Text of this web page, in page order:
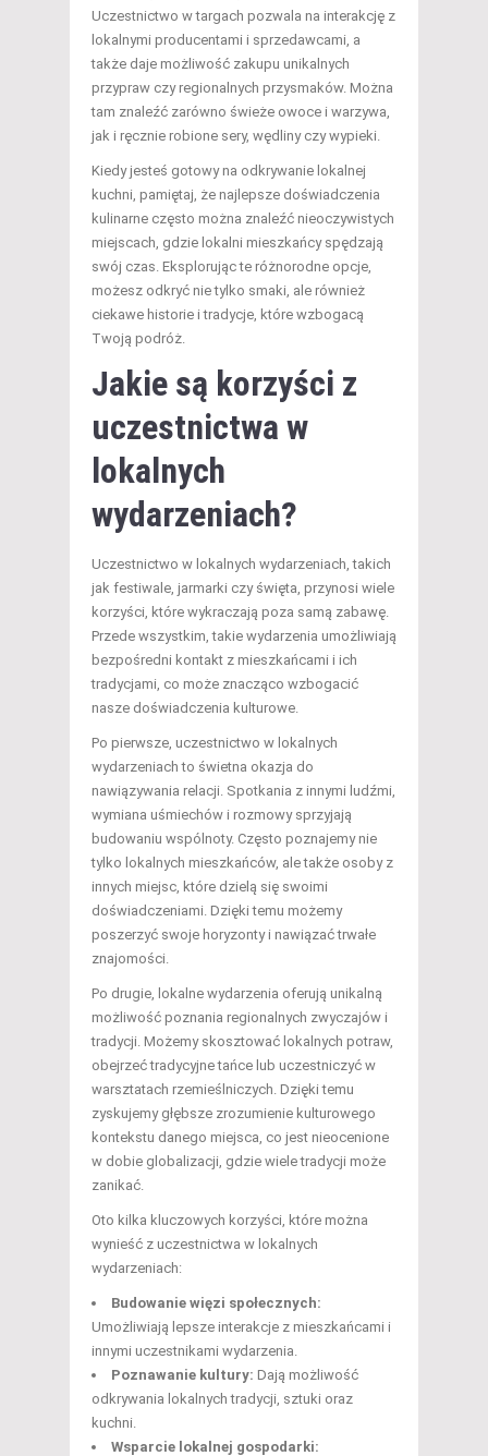
Uczestnictwo w targach pozwala na interakcję z
lokalnymi producentami i sprzedawcami, a
także daje możliwość zakupu unikalnych
przypraw czy regionalnych przysmaków. Można
tam znaleźć zarówno świeże owoce i warzywa,
jak i ręcznie robione sery, wędliny czy wypieki.
Kiedy jesteś gotowy na odkrywanie lokalnej
kuchni, pamiętaj, że najlepsze doświadczenia
kulinarne często można znaleźć nieoczywistych
miejscach, gdzie lokalni mieszkańcy spędzają
swój czas. Eksplorując te różnorodne opcje,
możesz odkryć nie tylko smaki, ale również
ciekawe historie i tradycje, które wzbogacą
Twoją podróż.
Jakie są korzyści z
uczestnictwa w
lokalnych
wydarzeniach?
Uczestnictwo w lokalnych wydarzeniach, takich
jak festiwale, jarmarki czy święta, przynosi wiele
korzyści, które wykraczają poza samą zabawę.
Przede wszystkim, takie wydarzenia umożliwiają
bezpośredni kontakt z mieszkańcami i ich
tradycjami, co może znacząco wzbogacić
nasze doświadczenia kulturowe.
Po pierwsze, uczestnictwo w lokalnych
wydarzeniach to świetna okazja do
nawiązywania relacji. Spotkania z innymi ludźmi,
wymiana uśmiechów i rozmowy sprzyjają
budowaniu wspólnoty. Często poznajemy nie
tylko lokalnych mieszkańców, ale także osoby z
innych miejsc, które dzielą się swoimi
doświadczeniami. Dzięki temu możemy
poszerzyć swoje horyzonty i nawiązać trwałe
znajomości.
Po drugie, lokalne wydarzenia oferują unikalną
możliwość poznania regionalnych zwyczajów i
tradycji. Możemy skosztować lokalnych potraw,
obejrzeć tradycyjne tańce lub uczestniczyć w
warsztatach rzemieślniczych. Dzięki temu
zyskujemy głębsze zrozumienie kulturowego
kontekstu danego miejsca, co jest nieocenione
w dobie globalizacji, gdzie wiele tradycji może
zanikać.
Oto kilka kluczowych korzyści, które można
wynieść z uczestnictwa w lokalnych
wydarzeniach:
Budowanie więzi społecznych:
Umożliwiają lepsze interakcje z mieszkańcami i
innymi uczestnikami wydarzenia.
Poznawanie kultury: Dają możliwość
odkrywania lokalnych tradycji, sztuki oraz
kuchni.
Wsparcie lokalnej gospodarki: